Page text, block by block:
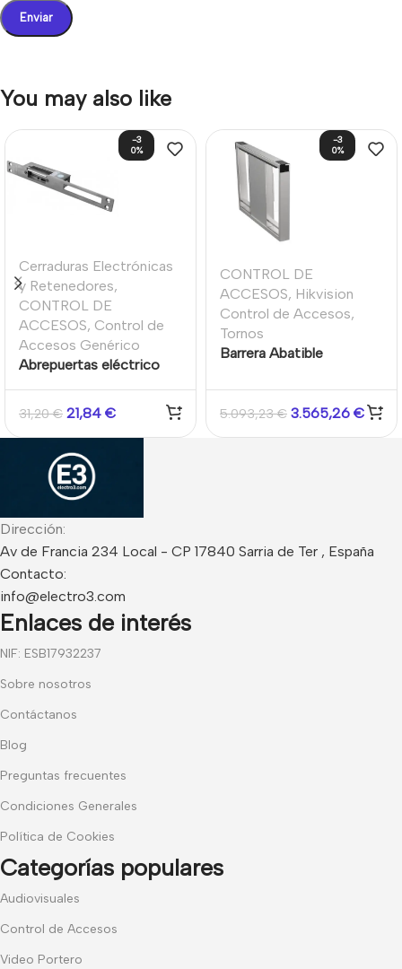
You may also like
-3
0%
Cerraduras Electrónicas
y Retenedores,
CONTROL DE
ACCESOS, Control de
Accesos Genérico
Abrepuertas eléctrico
Necesita corriente para
mantenerse cerrada.
Retención 500kg
31,20€ 21,84 €
-3
0%
CONTROL DE
ACCESOS, Hikvision
Control de Accesos,
Tornos
Barrera Abatible
5.093,23€ 3.565,26 €
Dirección:
Av de Francia 234 Local - CP 17840 Sarria de Ter , España
Contacto:
info@electro3.com
Enlaces de interés
NIF: ESB17932237
Sobre nosotros
Contáctanos
Blog
Preguntas frecuentes
Condiciones Generales
Política de Cookies
Categorías populares
Audiovisuales
Control de Accesos
Video Portero